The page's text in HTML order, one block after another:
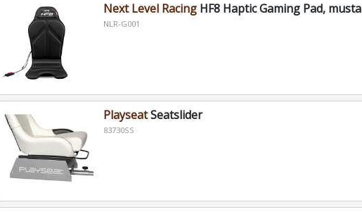
Next Level RacingHF8 Haptic Gaming Pad, musta
NLR-G001
PlayseatSeatslider
83730SS